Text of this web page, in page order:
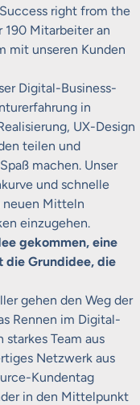
right from the
190 Mitarbeiter an
mit unseren Kunden
Digital-Business-
in
UX-Design
teilen und
machen. Unser
und schnelle
neuen Mitteln
einzugehen.
gekommen, eine
die Grundidee, die
gehen den Weg der
Rennen im Digital-
Team aus
Netzwerk aus
Kundentag
in den Mittelpunkt